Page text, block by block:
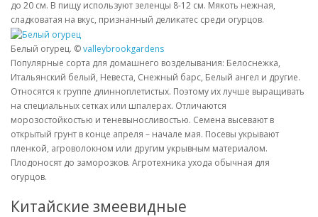
до 20 см. В пищу используют зеленцы 8-12 см. Мякоть нежная,
сладковатая на вкус, признанный деликатес среди огурцов.
Белый огурец. ©valleybrookgardens
Популярные сорта для домашнего возделывания: Белоснежка,
Итальянский белый, Невеста, Снежный барс, Белый ангел и другие.
Относятся к группе длинноплетистых. Поэтому их лучше выращивать
на специальных сетках или шпалерах. Отличаются
морозостойкостью и теневыносливостью. Семена высевают в
открытый грунт в конце апреля – начале мая. Посевы укрывают
пленкой, агроволокном или другим укрывным материалом.
Плодоносят до заморозков. Агротехника ухода обычная для
огурцов.
Китайские змеевидные